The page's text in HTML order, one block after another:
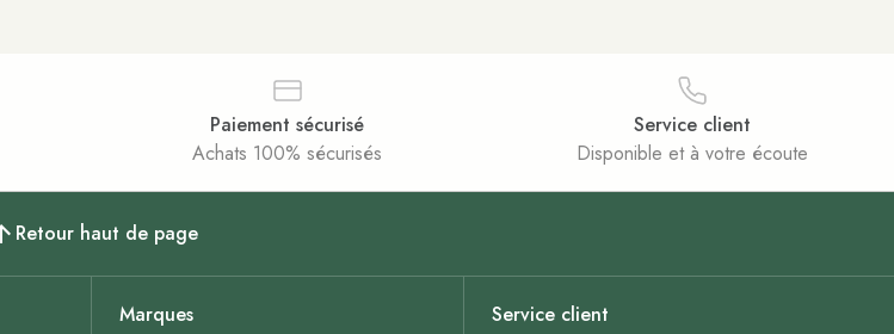
Paiement sécurisé
Achats 100% sécurisés
Service client
Disponible et à votre écoute
Retour haut de page
Marques Service client